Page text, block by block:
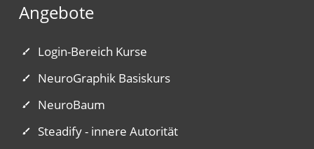
Angebote
Login-Bereich Kurse
NeuroGraphik Basiskurs
NeuroBaum
Steadify - innere Autorität